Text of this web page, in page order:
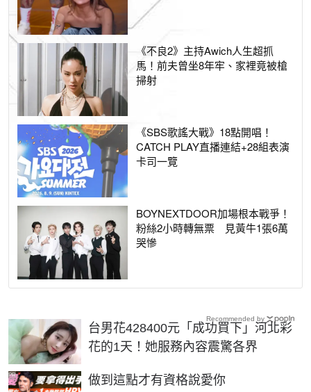
《不良2》主持Awich人生超抓
馬！前夫曾坐8年牢、家裡竟被槍
掃射
《SBS歌謠大戰》18點開唱！
CATCH PLAY直播連結+28組表演
卡司一覽
BOYNEXTDOOR加場根本戰爭！
粉絲2小時轉無票 見黃牛1張6萬
哭慘
台男花428400元「成功買下」河北彩
花的1天！她服務內容震驚各界
做到這點才有資格說愛你
PR
Recommended by